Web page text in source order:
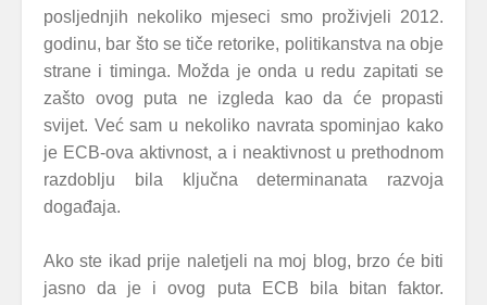
posljednjih nekoliko mjeseci smo proživjeli 2012.
godinu, bar što se tiče retorike, politikanstva na obje
strane i timinga. Možda je onda u redu zapitati se
zašto ovog puta ne izgleda kao da će propasti
svijet. Već sam u nekoliko navrata spominjao kako
je ECB-ova aktivnost, a i neaktivnost u prethodnom
razdoblju bila ključna determinanata razvoja
događaja.
Ako ste ikad prije naletjeli na moj blog, brzo će biti
jasno da je i ovog puta ECB bila bitan faktor.